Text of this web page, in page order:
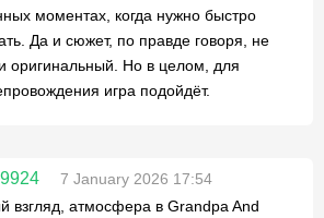
моментах, когда нужно быстро
Да и сюжет, по правде говоря, не
оригинальный. Но в целом, для
игра подойдёт.
7 January 2026 17:54
взгляд, атмосфера в Grandpa And